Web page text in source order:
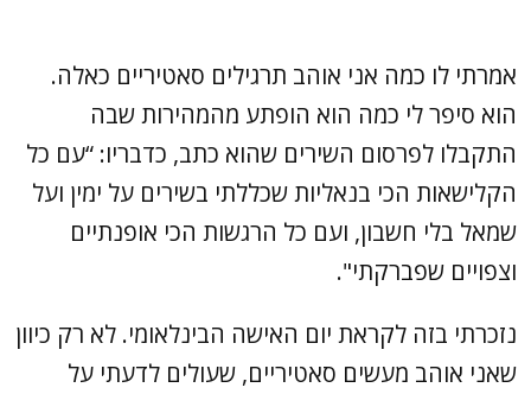
אמרתי לו כמה אני אוהב תרגילים סאטיריים כאלה.
הוא סיפר לי כמה הוא הופתע מהמהירות שבה
התקבלו לפרסום השירים שהוא כתב, כדבריו: “עם כל
הקלישאות הכי בנאליות שכללתי בשירים על ימין ועל
שמאל בלי חשבון, ועם כל הרגשות הכי אופנתיים
וצפויים שפברקתי".
נזכרתי בזה לקראת יום האישה הבינלאומי. לא רק כיוון
שאני אוהב מעשים סאטיריים, שעולים לדעתי על